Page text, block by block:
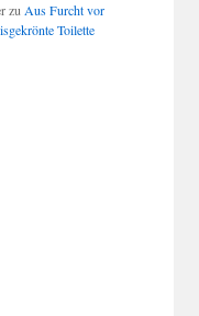
zu Aus Furcht vor
Toilette